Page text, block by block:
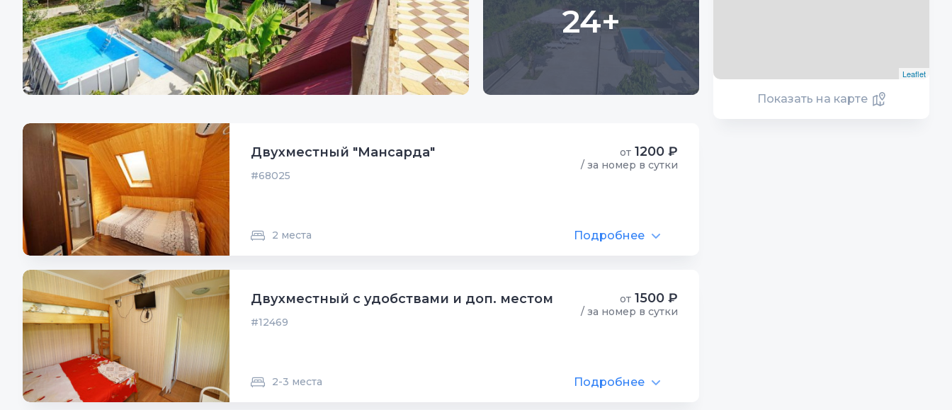
24+
Двухместный "Мансарда"
#68025
от 1200 ₽
/ за номер в сутки
2 места Подробнее
Двухместный с удобствами и доп. местом
#12469
от 1500 ₽
/ за номер в сутки
2-3 места Подробнее
Leaflet
Показать на карте